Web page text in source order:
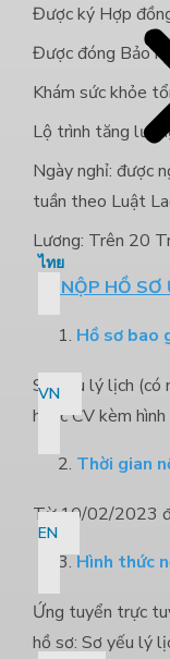
ไทย
VN
EN
Được ký Hợp
Được đóng Bảo
Khám sức khỏe
Lộ trình tăng
Ngày nghỉ: được
tuần theo Luật
Lương: Trên 20
V. NỘP HỒ
Hồ sơ bao
Sơ yếu lý lịch (có
hoặc CV kèm hình
Thời gian
Từ 10/02/2023
Hình thức
Ứng tuyển trực
hồ sơ: Sơ yếu lý